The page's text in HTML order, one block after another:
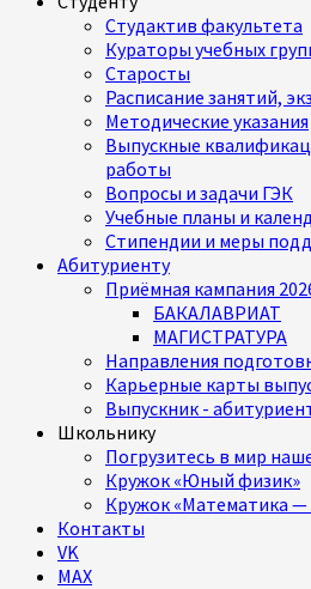
Студактив факультета
Кураторы учебных
Старосты
Расписание занятий,
Методические указания
Выпускные
работы
Вопросы и задачи ГЭК
Учебные планы и
Стипендии и меры
Абитуриенту
Приёмная кампания
БАКАЛАВРИАТ
МАГИСТРАТУРА
Направления
Карьерные карты
Выпускник -
Школьнику
Погрузитесь в мир
Кружок «Юный физик»
Кружок «Математика —
Контакты
VK
MAX